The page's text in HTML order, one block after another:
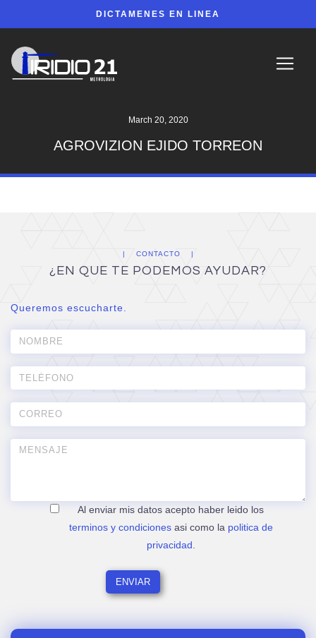
DICTAMENES EN LINEA
March 20, 2020
AGROVIZION EJIDO TORREON
CONTACTO
¿EN QUE TE PODEMOS AYUDAR?
Queremos escucharte.
Al enviar mis datos acepto haber leido los
terminos y condicionesasi como la politica de
privacidad